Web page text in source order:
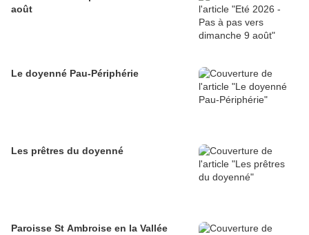
août
Le doyenné Pau-Périphérie
Les prêtres du doyenné
Paroisse St Ambroise en la Vallée